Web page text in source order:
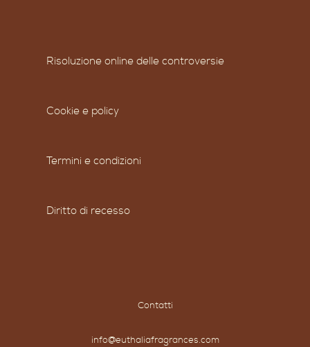
Risoluzione online delle controversie
Cookie e policy
Termini e condizioni
Diritto di recesso
Contatti
info@euthaliafragrances.com